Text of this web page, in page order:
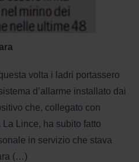
volta i ladri portassero
d’allarme installato dai
che, collegato con
La Lince, ha subito fatto
in servizio che stava
(…)